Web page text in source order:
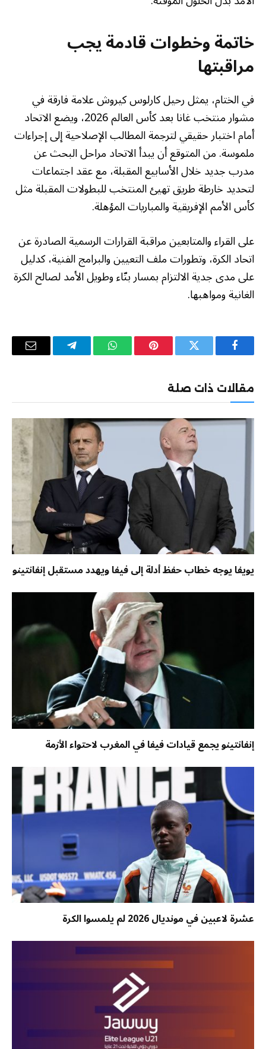
خاتمة وخطوات قادمة يجب
مراقبتها
في الختام، يمثل رحيل كارلوس كيروش علامة فارقة في
مشوار منتخب غانا بعد كأس العالم 2026، ويضع الاتحاد
أمام اختبار حقيقي لترجمة المطالب الإصلاحية إلى إجراءات
ملموسة. من المتوقع أن يبدأ الاتحاد مراحل البحث عن
مدرب جديد خلال الأسابيع المقبلة، مع عقد اجتماعات
لتحديد خارطة طريق تهيئ المنتخب للبطولات المقبلة مثل
كأس الأمم الإفريقية والمباريات المؤهلة.
على القراء والمتابعين مراقبة القرارات الرسمية الصادرة عن
اتحاد الكرة، وتطورات ملف التعيين والبرامج الفنية، كدليل
على مدى جدية الالتزام بمسار بنّاء وطويل الأمد لصالح الكرة
الغانية ومواهبها.
فيسبوك تويتر بينتيريستواتساب تيلقرام
البريد
مقالات ذات صلة
يويفا يوجه خطاب حفظ أدلة إلى فيفا ويهدد مستقبل إنفانتينو
إنفانتينو يجمع قيادات فيفا في المغرب لاحتواء الأزمة
عشرة لاعبين في مونديال 2026 لم يلمسوا الكرة